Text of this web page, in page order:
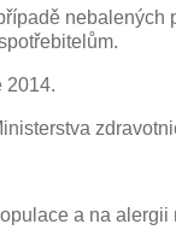
2014.
a na alergii